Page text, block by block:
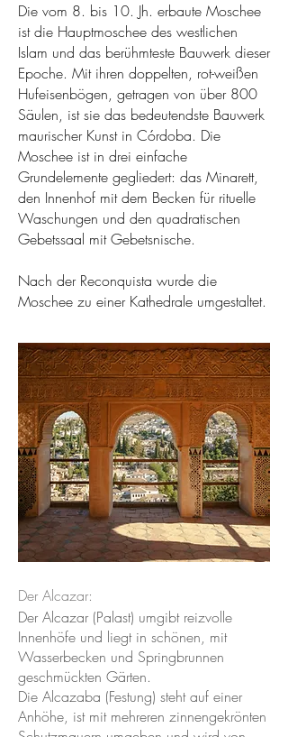
Die vom 8. bis 10. Jh. erbaute Moschee
ist die Hauptmoschee des westlichen
Islam und das berühmteste Bauwerk dieser
Epoche. Mit ihren doppelten, rot-weißen
Hufeisenbögen, getragen von über 800
Säulen, ist sie das bedeutendste Bauwerk
maurischer Kunst in Córdoba. Die
Moschee ist in drei einfache
Grundelemente gegliedert: das Minarett,
den Innenhof mit dem Becken für rituelle
Waschungen und den quadratischen
Gebetssaal mit Gebetsnische.
Nach der Reconquista wurde die
Moschee zu einer Kathedrale umgestaltet.
Der Alcazar:
Der Alcazar (Palast) umgibt reizvolle
Innenhöfe und liegt in schönen, mit
Wasserbecken und Springbrunnen
geschmückten Gärten.
Die Alcazaba (Festung) steht auf einer
Anhöhe, ist mit mehreren zinnengekrönten